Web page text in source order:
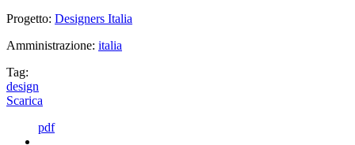
Progetto: Designers Italia
Amministrazione: italia
Tag:
design
Scarica
pdf